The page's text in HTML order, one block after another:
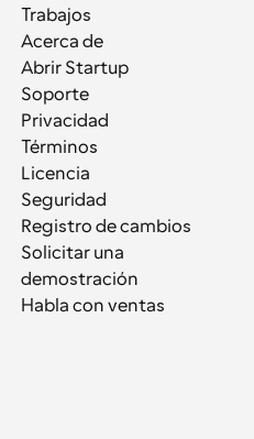
Trabajos
Acerca de
Abrir Startup
Soporte
Privacidad
Términos
Licencia
Seguridad
Registro de cambios
Solicitar una
demostración
Habla con ventas